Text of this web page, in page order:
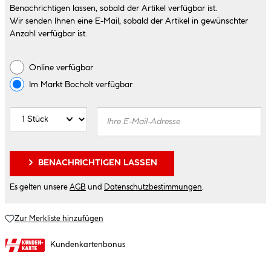
Benachrichtigen lassen, sobald der Artikel verfügbar ist.
Wir senden Ihnen eine E-Mail, sobald der Artikel in gewünschter
Anzahl verfügbar ist.
Online verfügbar
Im Markt Bocholtverfügbar
BENACHRICHTIGEN LASSEN
Es gelten unsere AGB und Datenschutzbestimmungen
Zur Merkliste hinzufügen
Kundenkartenbonus